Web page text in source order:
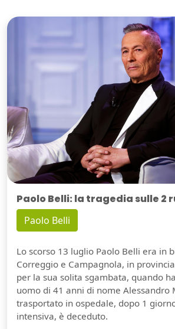
Paolo Belli: la tragedia sulle 2
Paolo Belli
Lo scorso 13 luglio Paolo Belli era in
Correggio e Campagnola, in
per la sua solita sgambata, quando
uomo di 41 anni di nome Alessandro
trasportato in ospedale, dopo 1
intensiva, è deceduto.